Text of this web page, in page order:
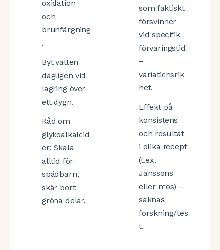
oxidation
och
brunfärgning
.
Byt vatten
dagligen vid
lagring över
ett dygn.
Råd om
glykoalkaloid
er: Skala
alltid för
spädbarn,
skär bort
gröna delar.
som faktiskt
försvinner
vid specifik
förvaringstid
–
variationsrik
het.
Effekt på
konsistens
och resultat
i olika recept
(t.ex.
Janssons
eller mos) –
saknas
forskning/tes
t.